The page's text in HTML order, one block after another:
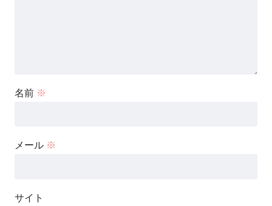
名前 ※
メール ※
サイト